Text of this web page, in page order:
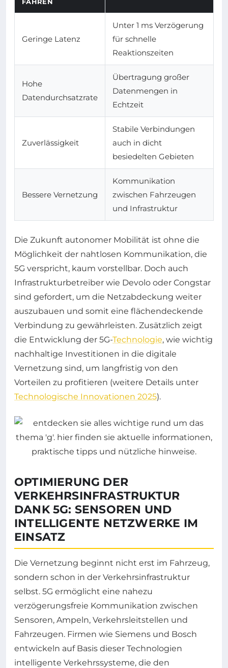
Geringe Latenz
Unter 1 ms Verzögerung
für schnelle
Reaktionszeiten
Hohe
Datendurchsatzrate
Übertragung großer
Datenmengen in
Echtzeit
Zuverlässigkeit
Stabile Verbindungen
auch in dicht
besiedelten Gebieten
Bessere Vernetzung
Kommunikation
zwischen Fahrzeugen
und Infrastruktur
Die Zukunft autonomer Mobilität ist ohne die
Möglichkeit der nahtlosen Kommunikation, die
5G verspricht, kaum vorstellbar. Doch auch
Infrastrukturbetreiber wie Devolo oder Congstar
sind gefordert, um die Netzabdeckung weiter
auszubauen und somit eine flächendeckende
Verbindung zu gewährleisten. Zusätzlich zeigt
die Entwicklung der 5G-Technologie, wie wichtig
nachhaltige Investitionen in die digitale
Vernetzung sind, um langfristig von den
Vorteilen zu profitieren (weitere Details unter
Technologische Innovationen 2025).
OPTIMIERUNG DER
VERKEHRSINFRASTRUKTUR
DANK 5G: SENSOREN UND
INTELLIGENTE NETZWERKE IM
EINSATZ
Die Vernetzung beginnt nicht erst im Fahrzeug,
sondern schon in der Verkehrsinfrastruktur
selbst. 5G ermöglicht eine nahezu
verzögerungsfreie Kommunikation zwischen
Sensoren, Ampeln, Verkehrsleitstellen und
Fahrzeugen. Firmen wie Siemens und Bosch
entwickeln auf Basis dieser Technologien
intelligente Verkehrssysteme, die den